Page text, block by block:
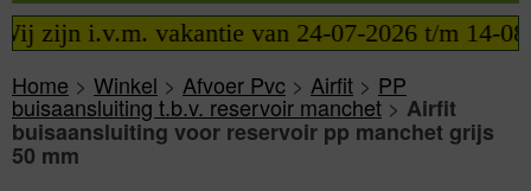
i.v.m. vakantie van 24-07-2026 t/m 14-08-
Home > Winkel > Afvoer Pvc > Airfit > PP
buisaansluiting t.b.v. reservoir manchet>Airfit
buisaansluiting voor reservoir pp manchet grijs
50 mm